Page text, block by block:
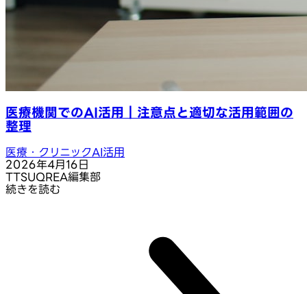
医療機関でのAI活用｜注意点と適切な活用範囲の
整理
医療・クリニックAI活用
2026年4月16日
TTSUQREA編集部
続きを読む